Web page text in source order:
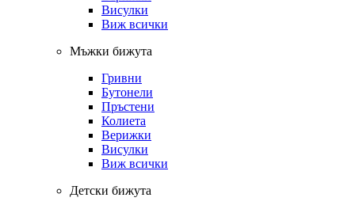
Висулки
Виж всички
Мъжки бижута
Гривни
Бутонели
Пръстени
Колиета
Верижки
Висулки
Виж всички
Детски бижута